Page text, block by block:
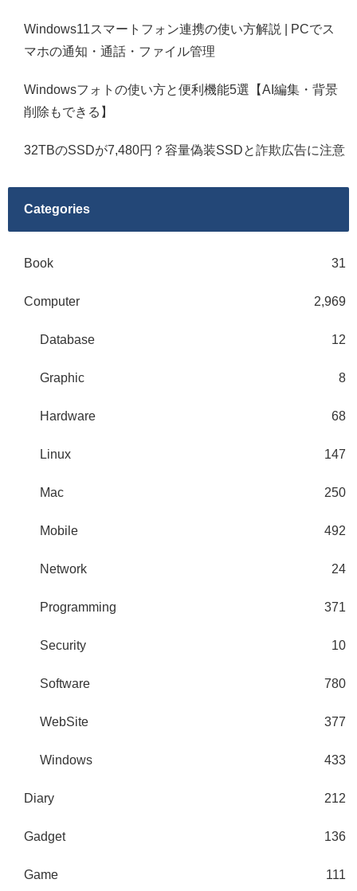
Windows11スマートフォン連携の使い方解説 | PCでス
マホの通知・通話・ファイル管理
Windowsフォトの使い方と便利機能5選【AI編集・背景
削除もできる】
32TBのSSDが7,480円？容量偽装SSDと詐欺広告に注意
Categories
Book 31
Computer 2,969
Database 12
Graphic 8
Hardware 68
Linux 147
Mac 250
Mobile 492
Network 24
Programming 371
Security 10
Software 780
WebSite 377
Windows 433
Diary 212
Gadget 136
Game 111